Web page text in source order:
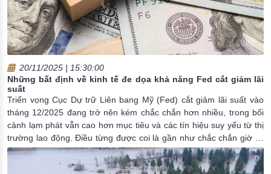
20/11/2025 | 15:30:00
Những bất định về kinh tế đe dọa khả năng Fed cắt giảm lãi
suất
Triển vọng Cục Dự trữ Liên bang Mỹ (Fed) cắt giảm lãi suất vào
tháng 12/2025 đang trở nên kém chắc chắn hơn nhiều, trong bối
cảnh lạm phát vẫn cao hơn mục tiêu và các tín hiệu suy yếu từ thị
trường lao động. Điều từng được coi là gần như chắc chắn giờ lại
giống như một “canh bạc tung đồng xu”, khi các quan chức Fed
chia rẽ sâu sắc về sức khỏe của nền kinh tế Mỹ.